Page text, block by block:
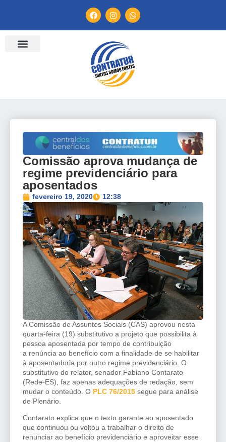
Comissão aprova mudança de
regime previdenciário para
aposentados
fevereiro 19, 2020 12:38
A Comissão de Assuntos Sociais (CAS) aprovou nesta
quarta-feira (19) substitutivo a projeto que possibilita à
pessoa aposentada por tempo de contribuição
a renúncia ao benefício com a finalidade de se habilitar
à aposentadoria por outro regime previdenciário. O
substitutivo do relator, senador Fabiano Contarato
(Rede-ES), faz apenas adequações de redação, sem
mudar o conteúdo. O PLC 76/2015 segue para análise
de Plenário.
Contarato explica que o texto garante ao aposentado
que continuou ou voltou a trabalhar o direito de
renunciar ao benefício previdenciário e aproveitar esse